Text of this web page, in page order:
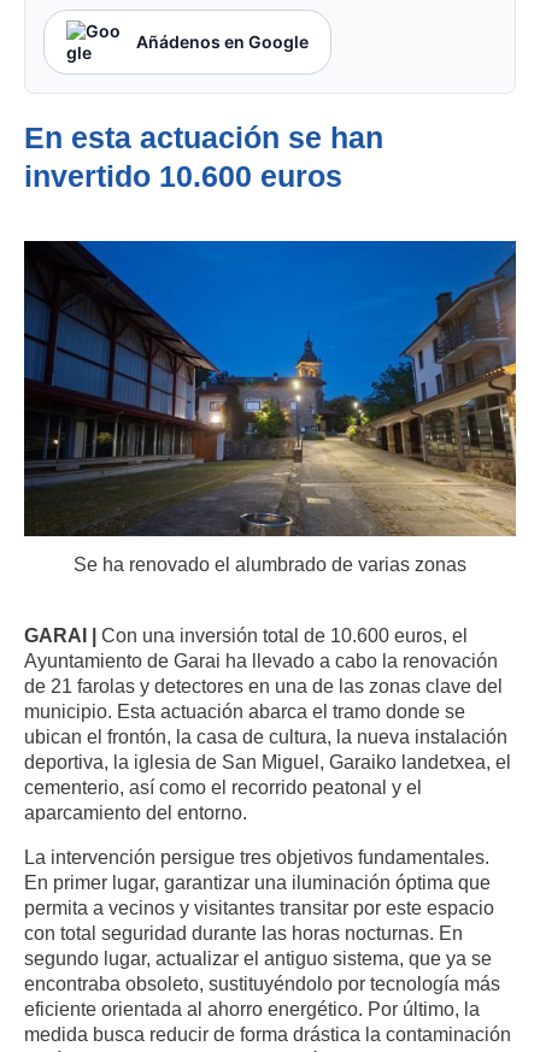
Añádenos en Google
En esta actuación se han
invertido 10.600 euros
Se ha renovado el alumbrado de varias zonas
GARAI | Con una inversión total de 10.600 euros, el
Ayuntamiento de Garai ha llevado a cabo la renovación
de 21 farolas y detectores en una de las zonas clave del
municipio. Esta actuación abarca el tramo donde se
ubican el frontón, la casa de cultura, la nueva instalación
deportiva, la iglesia de San Miguel, Garaiko landetxea, el
cementerio, así como el recorrido peatonal y el
aparcamiento del entorno.
La intervención persigue tres objetivos fundamentales.
En primer lugar, garantizar una iluminación óptima que
permita a vecinos y visitantes transitar por este espacio
con total seguridad durante las horas nocturnas. En
segundo lugar, actualizar el antiguo sistema, que ya se
encontraba obsoleto, sustituyéndolo por tecnología más
eficiente orientada al ahorro energético. Por último, la
medida busca reducir de forma drástica la contaminación